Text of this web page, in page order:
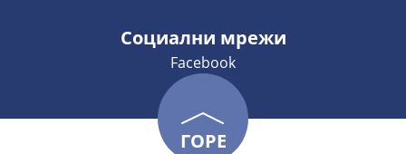
Социални мрежи
Facebook
ГОРЕ